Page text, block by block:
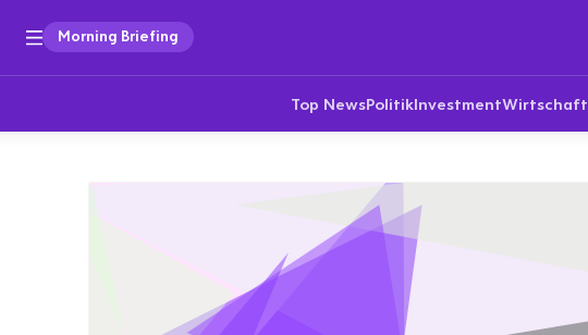
Morning Briefing
Top NewsPolitikInvestmentWirtschaft